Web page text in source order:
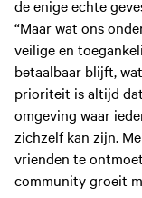
de enige echte
“Maar wat ons
veilige en
betaalbaar blijft,
prioriteit is altijd
omgeving waar
zichzelf kan zijn.
vrienden te
community groeit